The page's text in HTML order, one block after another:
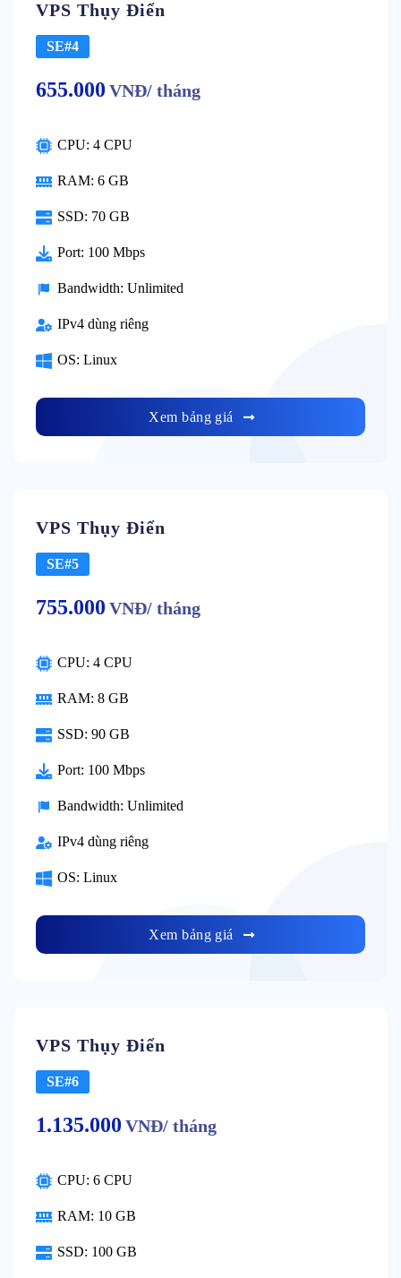
VPS Thụy Điển
SE#4
655.000 VNĐ/ tháng
CPU: 4 CPU
RAM: 6 GB
SSD: 70 GB
Port: 100 Mbps
Bandwidth: Unlimited
IPv4 dùng riêng
OS: Linux
Xem bảng giá
VPS Thụy Điển
SE#5
755.000 VNĐ/ tháng
CPU: 4 CPU
RAM: 8 GB
SSD: 90 GB
Port: 100 Mbps
Bandwidth: Unlimited
IPv4 dùng riêng
OS: Linux
Xem bảng giá
VPS Thụy Điển
SE#6
1.135.000 VNĐ/ tháng
CPU: 6 CPU
RAM: 10 GB
SSD: 100 GB